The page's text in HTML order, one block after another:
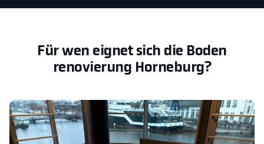
Für wen eignet sich die Boden
renovierung Horneburg?